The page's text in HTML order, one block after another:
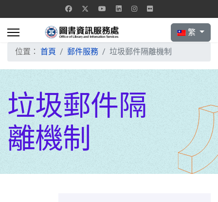
選擇你的語言
繁
位置： 首頁 郵件服務 垃圾郵件隔離機制
垃圾郵件隔
離機制